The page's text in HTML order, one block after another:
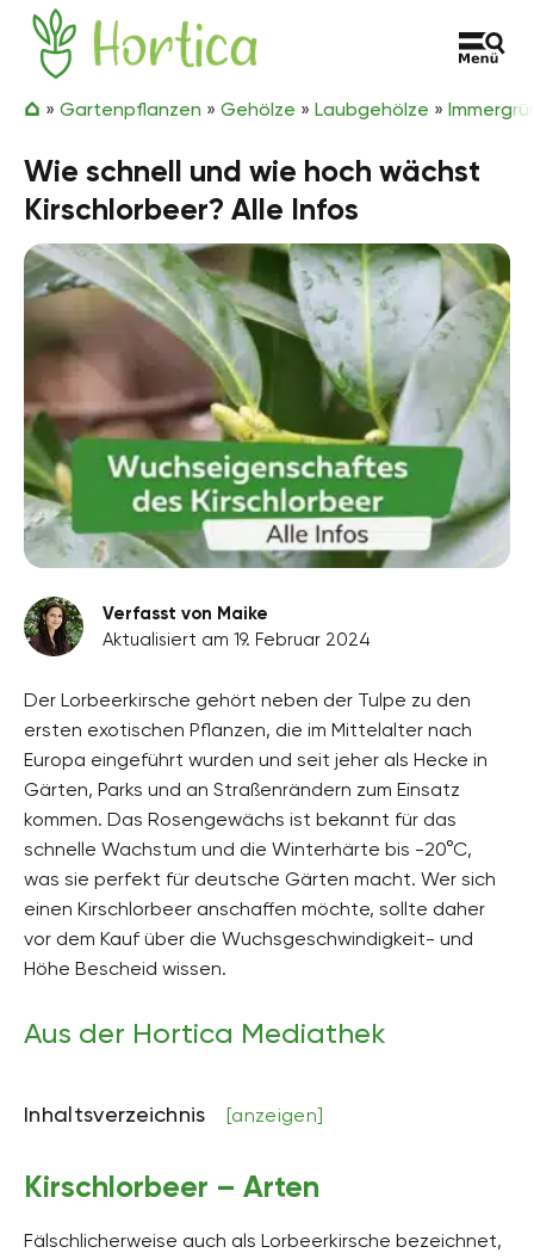
Zum Inhalt springen
Hortica
» Gartenpflanzen » Gehölze » Laubgehölze »
Wie schnell und wie hoch wächst
Kirschlorbeer? Alle Infos
Verfasst von Maike
Aktualisiert am 19. Februar 2024
Der Lorbeerkirsche gehört neben der Tulpe zu den
ersten exotischen Pflanzen, die im Mittelalter nach
Europa eingeführt wurden und seit jeher als Hecke in
Gärten, Parks und an Straßenrändern zum Einsatz
kommen. Das Rosengewächs ist bekannt für das
schnelle Wachstum und die Winterhärte bis -20°C,
was sie perfekt für deutsche Gärten macht. Wer sich
einen Kirschlorbeer anschaffen möchte, sollte daher
vor dem Kauf über die Wuchsgeschwindigkeit- und
Höhe Bescheid wissen.
Aus der Hortica Mediathek
Inhaltsverzeichnis [anzeigen]
Kirschlorbeer – Arten
Fälschlicherweise auch als Lorbeerkirsche bezeichnet,